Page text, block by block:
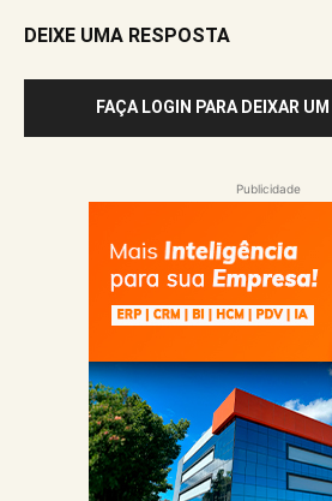
DEIXE UMA RESPOSTA
FAÇA LOGIN PARA DEIXAR
Publicidade